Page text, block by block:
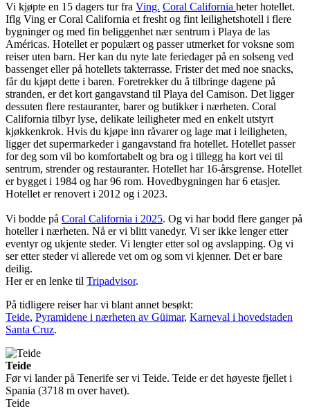
Vi kjøpte en 15 dagers tur fra Ving. Coral California heter hotellet.
Iflg Ving er Coral California et fresht og fint leilighetshotell i flere
bygninger og med fin beliggenhet nær sentrum i Playa de las
Américas. Hotellet er populært og passer utmerket for voksne som
reiser uten barn. Her kan du nyte late feriedager på en solseng ved
bassenget eller på hotellets takterrasse. Frister det med noe snacks,
får du kjøpt dette i baren. Foretrekker du å tilbringe dagene på
stranden, er det kort gangavstand til Playa del Camison. Det ligger
dessuten flere restauranter, barer og butikker i nærheten. Coral
California tilbyr lyse, delikate leiligheter med en enkelt utstyrt
kjøkkenkrok. Hvis du kjøpe inn råvarer og lage mat i leiligheten,
ligger det supermarkeder i gangavstand fra hotellet. Hotellet passer
for deg som vil bo komfortabelt og bra og i tillegg ha kort vei til
sentrum, strender og restauranter. Hotellet har 16-årsgrense. Hotellet
er bygget i 1984 og har 96 rom. Hovedbygningen har 6 etasjer.
Hotellet er renovert i 2012 og i 2023.
Vi bodde på Coral California i 2025. Og vi har bodd flere ganger på
hoteller i nærheten. Nå er vi blitt vanedyr. Vi ser ikke lenger etter
eventyr og ukjente steder. Vi lengter etter sol og avslapping. Og vi
ser etter steder vi allerede vet om og som vi kjenner. Det er bare
deilig.
Her er en lenke til Tripadvisor.
På tidligere reiser har vi blant annet besøkt:
Teide, Pyramidene i nærheten av Güimar, Karneval i hovedstaden
Santa Cruz.
Teide
Før vi lander på Tenerife ser vi Teide. Teide er det høyeste fjellet i
Spania (3718 m over havet).
Teide